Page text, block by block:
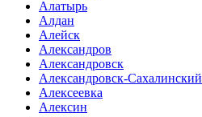
Алатырь
Алдан
Алейск
Александров
Александровск
Александровск-Сахалинский
Алексеевка
Алексин